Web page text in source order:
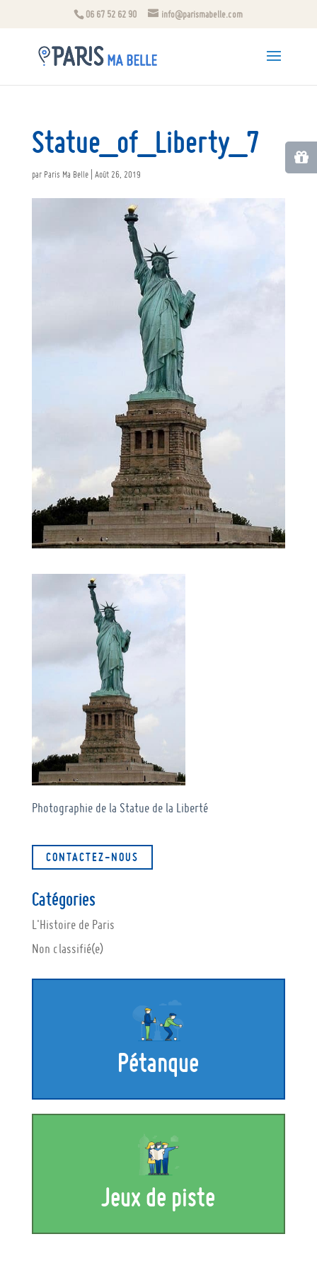
06 67 52 62 90 info@parismabelle.com
Statue_of_Liberty_7
par Paris Ma Belle| Août 26, 2019
Photographie de la Statue de la Liberté
CONTACTEZ-NOUS
Catégories
L'Histoire de Paris
Non classifié(e)
Pétanque
Jeux de piste